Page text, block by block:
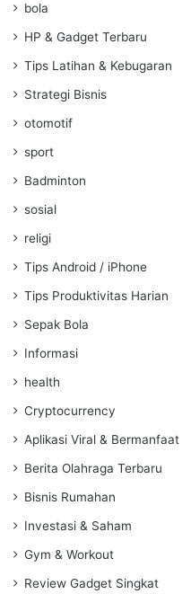
bola
HP & Gadget Terbaru
Tips Latihan & Kebugaran
Strategi Bisnis
otomotif
sport
Badminton
sosial
religi
Tips Android / iPhone
Tips Produktivitas Harian
Sepak Bola
Informasi
health
Cryptocurrency
Aplikasi Viral & Bermanfaat
Berita Olahraga Terbaru
Bisnis Rumahan
Investasi & Saham
Gym & Workout
Review Gadget Singkat